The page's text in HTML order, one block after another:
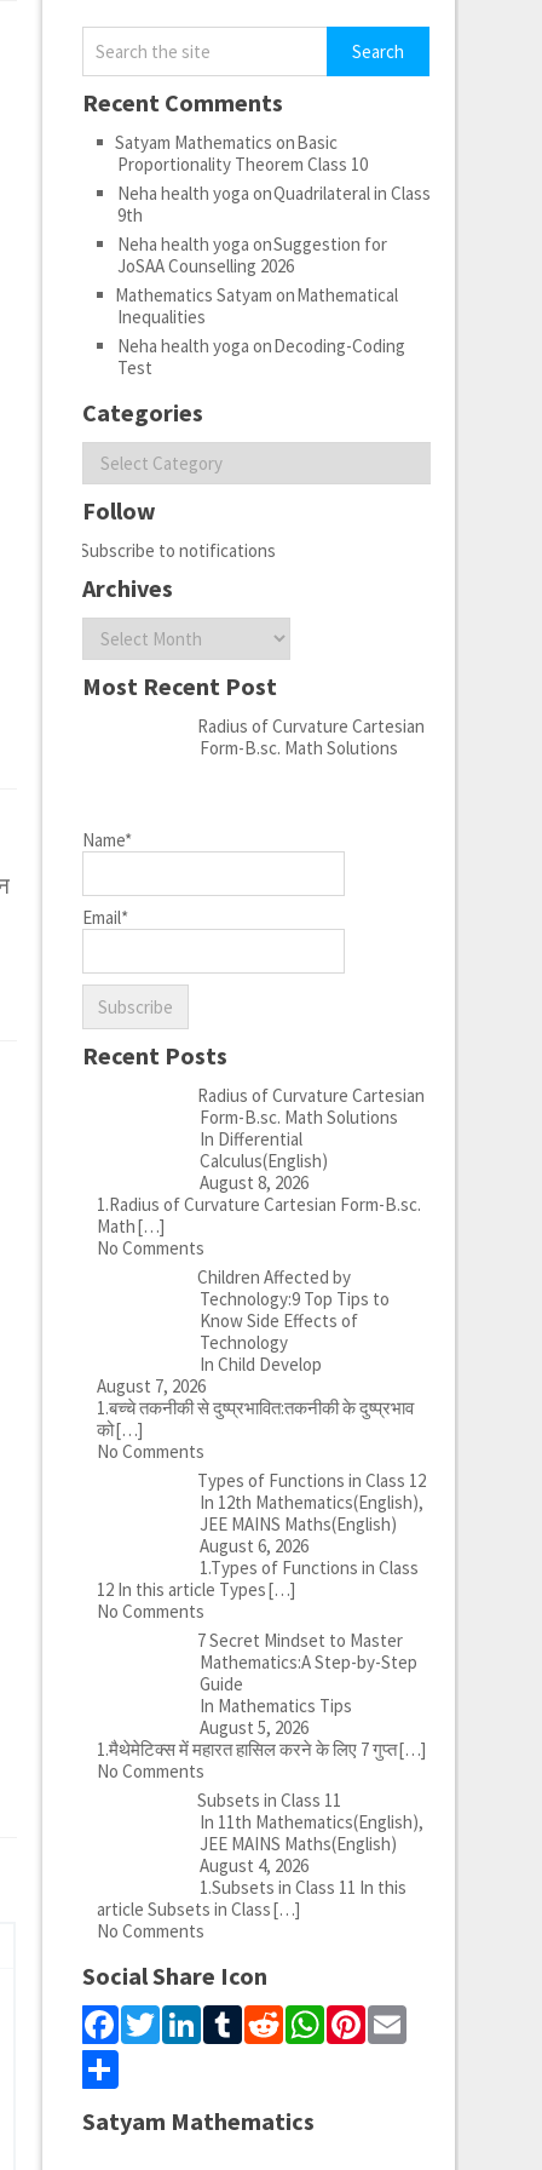
Recent Comments
Satyam Mathematics onBasic
Proportionality Theorem Class 10
Neha health yoga onQuadrilateral in Class
9th
Neha health yoga onSuggestion for
JoSAA Counselling 2026
Mathematics Satyam onMathematical
Inequalities
Neha health yoga onDecoding-Coding
Test
Categories
Categories
Follow
Subscribe to notifications
Archives
Archives
Most Recent Post
Radius of Curvature Cartesian
Form-B.sc. Math Solutions
Name*
Email*
Recent Posts
Radius of Curvature Cartesian
Form-B.sc. Math Solutions
In Differential
Calculus(English)
August 8, 2026
1.Radius of Curvature Cartesian Form-B.sc.
Math[…]
No Comments
Children Affected by
Technology:9 Top Tips to
Know Side Effects of
Technology
In Child Develop
August 7, 2026
1.बच्चे तकनीकी से दुष्प्रभावित:तकनीकी के दुष्प्रभाव
को[…]
No Comments
Types of Functions in Class 12
In 12th Mathematics(English),
JEE MAINS Maths(English)
August 6, 2026
1.Types of Functions in Class
12 In this article Types[…]
No Comments
7 Secret Mindset to Master
Mathematics:A Step-by-Step
Guide
In Mathematics Tips
August 5, 2026
1.मैथेमेटिक्स में महारत हासिल करने के लिए 7 गुप्त[…]
No Comments
Subsets in Class 11
In 11th Mathematics(English),
JEE MAINS Maths(English)
August 4, 2026
1.Subsets in Class 11 In this
article Subsets in Class[…]
No Comments
Social Share Icon
Facebook
Twitter
LinkedIn
Tumblr
Reddit
WhatsApp
Pinterest
Email
Share
Satyam Mathematics